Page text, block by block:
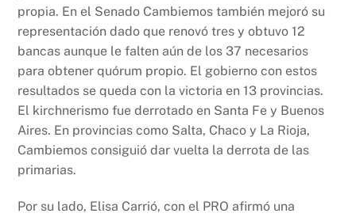
propia. En el Senado Cambiemos también mejoró su
representación dado que renovó tres y obtuvo 12
bancas aunque le falten aún de los 37 necesarios
para obtener quórum propio. El gobierno con estos
resultados se queda con la victoria en 13 provincias.
El kirchnerismo fue derrotado en Santa Fe y Buenos
Aires. En provincias como Salta, Chaco y La Rioja,
Cambiemos consiguió dar vuelta la derrota de las
primarias.
Por su lado, Elisa Carrió, con el PRO afirmó una